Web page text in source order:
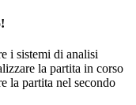
i sistemi di analisi
la partita in corso
la partita nel secondo